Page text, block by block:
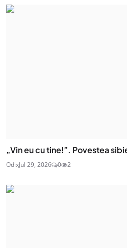
„Vin eu cu tine!”. Povestea
OdixJul 29, 2026 0 2